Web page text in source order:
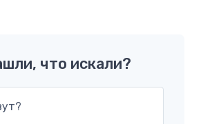
что искали?